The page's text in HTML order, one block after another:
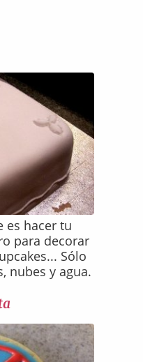
es hacer tu
para decorar
Sólo
nubes y agua.